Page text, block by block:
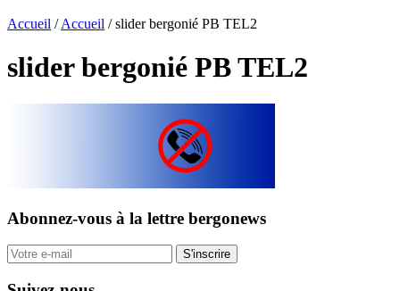
Accueil /Accueil /slider bergonié PB TEL2
slider bergonié PB TEL2
Abonnez-vous à la lettre bergonews
S'inscrire